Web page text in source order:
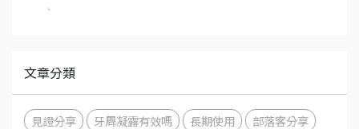
`
文章分類
見證分享 牙周凝露有效嗎 長期使用
部落客分享